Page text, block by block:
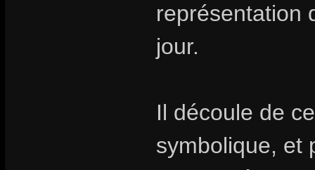
représentation
jour.
Il découle de
symbolique, et